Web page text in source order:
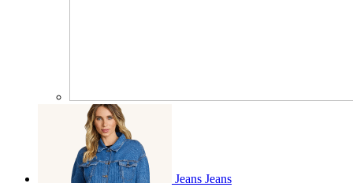
Jeans Jeans